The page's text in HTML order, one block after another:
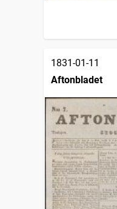
1831-01-11
Aftonbladet